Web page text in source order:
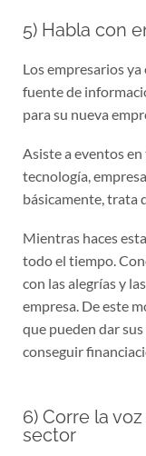
5) Habla con
Los empresarios
fuente de
para su nueva
Asiste a eventos
tecnología,
básicamente, trata
Mientras haces
todo el tiempo.
con las alegrías y
empresa. De este
que pueden dar
conseguir
6) Corre la
sector